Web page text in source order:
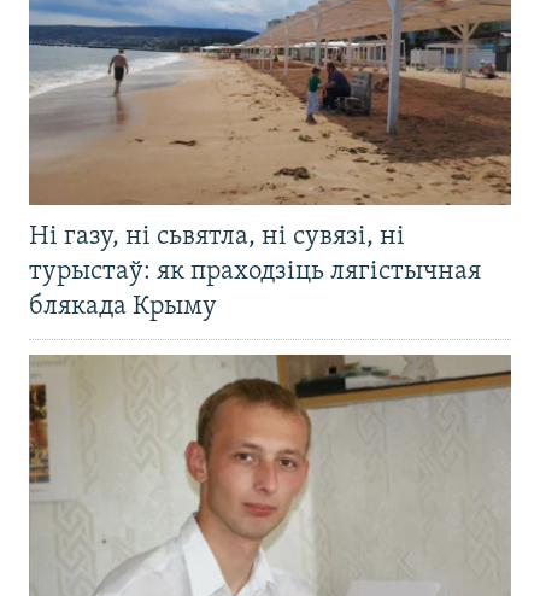
Ні газу, ні сьвятла, ні сувязі, ні
турыстаў: як праходзіць лягістычная
блякада Крыму